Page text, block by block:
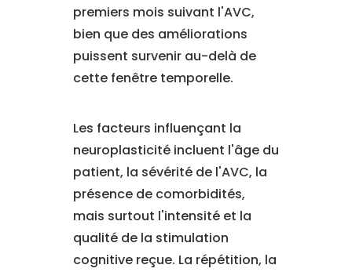
premiers mois suivant l'AVC,
bien que des améliorations
puissent survenir au-delà de
cette fenêtre temporelle.
Les facteurs influençant la
neuroplasticité incluent l'âge du
patient, la sévérité de l'AVC, la
présence de comorbidités,
mais surtout l'intensité et la
qualité de la stimulation
cognitive reçue. La répétition, la